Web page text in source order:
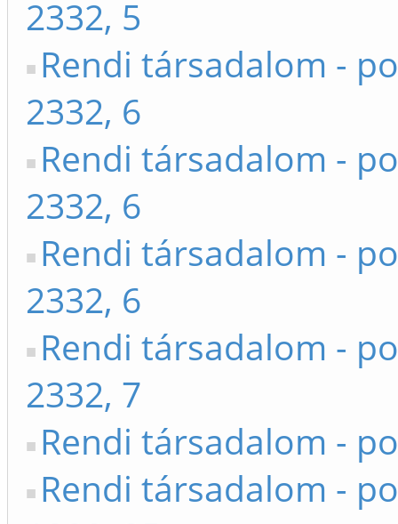
2332, 5
Rendi társadalom -
2332, 6
Rendi társadalom -
2332, 6
Rendi társadalom -
2332, 6
Rendi társadalom -
2332, 7
Rendi társadalom -
Rendi társadalom -